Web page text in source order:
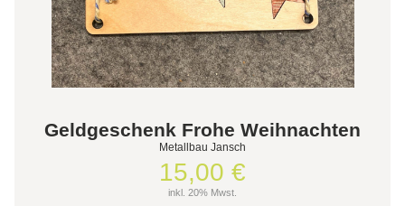
Geldgeschenk Frohe Weihnachten
Metallbau Jansch
15,00 €
inkl. 20% Mwst.